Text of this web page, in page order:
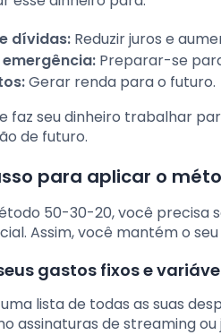
dívidas: Reduzir juros e
emergência: Preparar-se
Gerar renda para o futuro.
faz seu dinheiro trabalhar
de futuro.
para aplicar o
50-30-20, você precisa
Assim, você mantém o seu
gastos fixos e
lista de todas as suas
assinaturas de streaming